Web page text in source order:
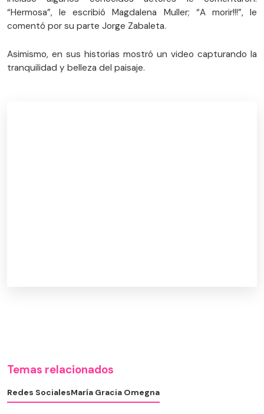
“Hermosa”, le escribió Magdalena Muller; “A morir!!!”, le
comentó por su parte Jorge Zabaleta.
Asimismo, en sus historias mostró un video capturando la
tranquilidad y belleza del paisaje.
Temas relacionados
Redes SocialesMaría Gracia Omegna